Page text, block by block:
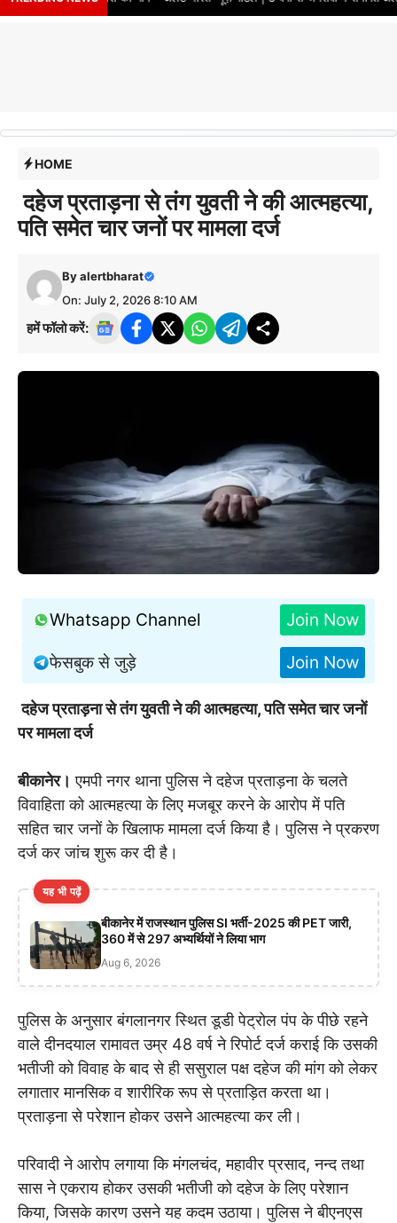
HOME
दहेज प्रताड़ना से तंग युवती ने की आत्महत्या,
पति समेत चार जनों पर मामला दर्ज
Byalertbharat
On: July 2, 2026 8:10 AM
हमें फॉलो करें:
Whatsapp Channel Join Now
फेसबुक से जुड़े Join Now
दहेज प्रताड़ना से तंग युवती ने की आत्महत्या, पति समेत चार जनों
पर मामला दर्ज
बीकानेर। एमपी नगर थाना पुलिस ने दहेज प्रताड़ना के चलते
विवाहिता को आत्महत्या के लिए मजबूर करने के आरोप में पति
सहित चार जनों के खिलाफ मामला दर्ज किया है। पुलिस ने प्रकरण
दर्ज कर जांच शुरू कर दी है।
यह भी पढ़ें
बीकानेर में राजस्थान पुलिस SI भर्ती-2025 की PET जारी,
360 में से 297 अभ्यर्थियों ने लिया भाग
Aug 6, 2026
पुलिस के अनुसार बंगलानगर स्थित डूडी पेट्रोल पंप के पीछे रहने
वाले दीनदयाल रामावत उम्र 48 वर्ष ने रिपोर्ट दर्ज कराई कि उसकी
भतीजी को विवाह के बाद से ही ससुराल पक्ष दहेज की मांग को लेकर
लगातार मानसिक व शारीरिक रूप से प्रताड़ित करता था।
प्रताड़ना से परेशान होकर उसने आत्महत्या कर ली।
परिवादी ने आरोप लगाया कि मंगलचंद, महावीर प्रसाद, नन्द तथा
सास ने एकराय होकर उसकी भतीजी को दहेज के लिए परेशान
किया, जिसके कारण उसने यह कदम उठाया। पुलिस ने बीएनएस